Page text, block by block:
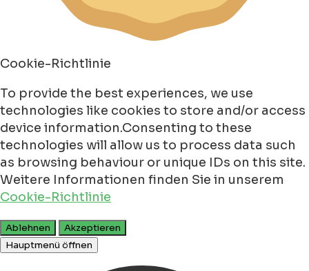
Cookie-Richtlinie
To provide the best experiences, we use
technologies like cookies to store and/or access
device information.Consenting to these
technologies will allow us to process data such
as browsing behaviour or unique IDs on this site.
Weitere Informationen finden Sie in unserem
Cookie-Richtlinie
Ablehnen
Akzeptieren
Hauptmenü öffnen